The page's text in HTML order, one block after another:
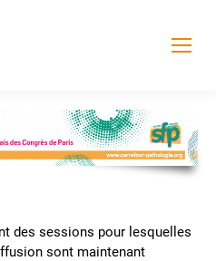
des sessions pour lesquelles
sont maintenant